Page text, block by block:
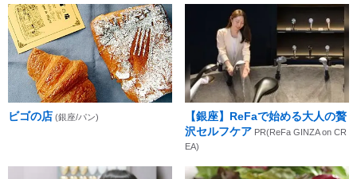
ビゴの店 (銀座/パン)
【銀座】ReFaで始める大人の贅
沢セルフケア PR(ReFa GINZA on CR
EA)